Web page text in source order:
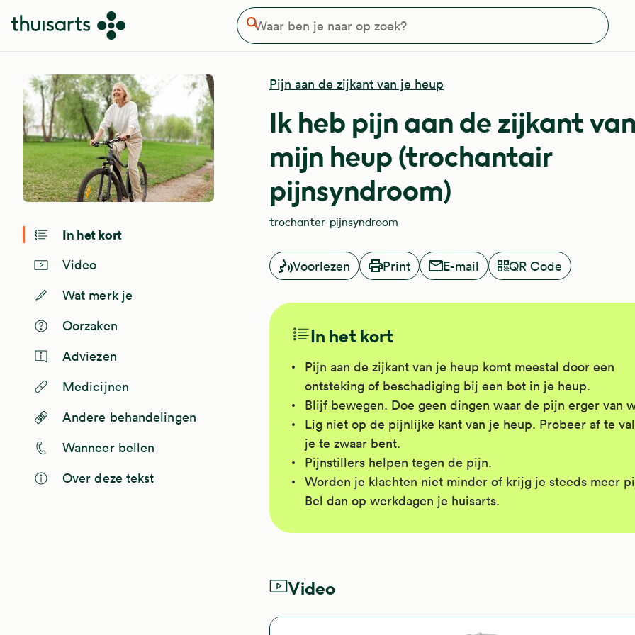
Overslaan en naar de inhoud gaan Waar ben je naar op zoek?
Zoeken
Pijn aan de zijkant van je heup
Ik heb pijn aan de zijkant van
mijn heup (trochantair
pijnsyndroom)
trochanter-pijnsyndroom
In het kort
Video
Wat merk je
Oorzaken
Adviezen
Medicijnen
Andere behandelingen
Wanneer bellen
Over deze tekst
Voorlezen Print E-mail QR Code
In het kort
Pijn aan de zijkant van je heup komt meestal door een
ontsteking of beschadiging bij een bot in je heup.
Blijf bewegen. Doe geen dingen waar de pijn erger van
Lig niet op de pijnlijke kant van je heup. Probeer af te
je te zwaar bent.
Pijnstillers helpen tegen de pijn.
Worden je klachten niet minder of krijg je steeds meer
Bel dan op werkdagen je huisarts.
Video